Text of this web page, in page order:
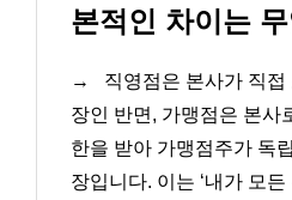
본적인 차이는
→
직영점은 본사가 직접
장인 반면, 가맹점은 본사
한을 받아 가맹점주가 독
장입니다. 이는 ‘내가 모